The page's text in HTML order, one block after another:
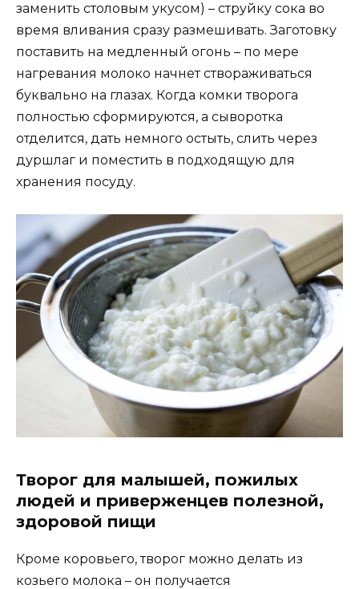
заменить столовым укусом) – струйку сока во
время вливания сразу размешивать. Заготовку
поставить на медленный огонь – по мере
нагревания молоко начнет створаживаться
буквально на глазах. Когда комки творога
полностью сформируются, а сыворотка
отделится, дать немного остыть, слить через
дуршлаг и поместить в подходящую для
хранения посуду.
Творог для малышей, пожилых
людей и приверженцев полезной,
здоровой пищи
Кроме коровьего, творог можно делать из
козьего молока – он получается